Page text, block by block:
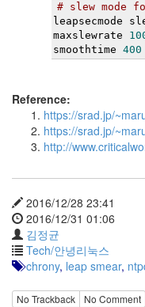
# slew mode
leapsecmode
maxslewrate
smoothtime 400
Reference:
https://srad.jp/
https://srad.jp/
http://
2016/12/28 23:41
2016/12/31 01:06
김정균
Tech/안녕리눅스
chrony, leap smear,
No Trackback No Comment
리
Posts
Daweikala
AA
1.5V
Li-
3800...